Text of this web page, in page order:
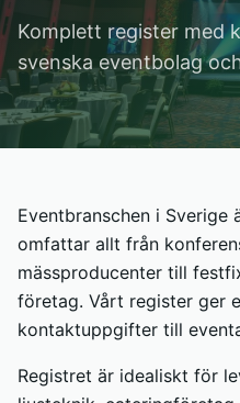
Komplett register med
svenska eventbolag
Eventbranschen i Sverige
omfattar allt från
mässproducenter till
företag. Vårt register ger
kontaktuppgifter till
Registret är idealiskt för